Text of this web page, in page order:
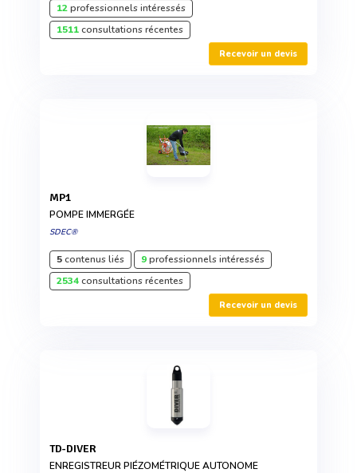
12professionnels intéressés
1511consultations récentes
Recevoir un devis
MP1
POMPE IMMERGÉE
SDEC®
5contenus liés 9professionnels intéressés
2534consultations récentes
Recevoir un devis
TD-DIVER
ENREGISTREUR PIÉZOMÉTRIQUE AUTONOME